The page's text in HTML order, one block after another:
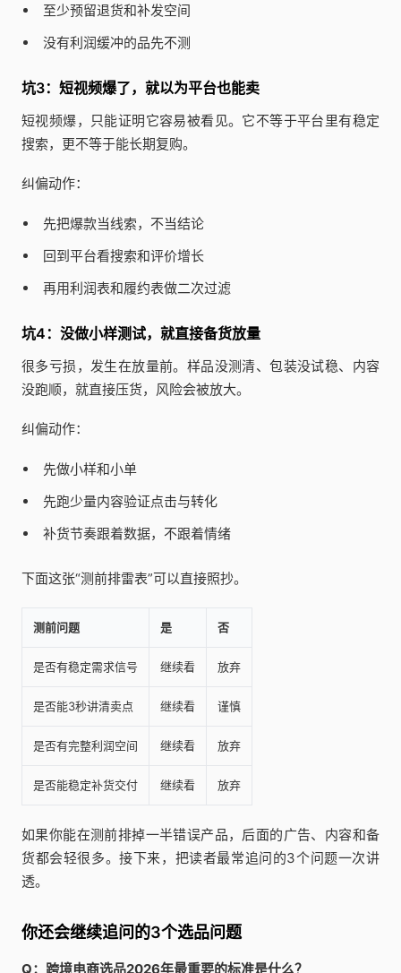
至少预留退货和补发空间
没有利润缓冲的品先不测
坑3：短视频爆了，就以为平台也能卖
短视频爆，只能证明它容易被看见。它不等于平台里有稳定
搜索，更不等于能长期复购。
纠偏动作：
先把爆款当线索，不当结论
回到平台看搜索和评价增长
再用利润表和履约表做二次过滤
坑4：没做小样测试，就直接备货放量
很多亏损，发生在放量前。样品没测清、包装没试稳、内容
没跑顺，就直接压货，风险会被放大。
纠偏动作：
先做小样和小单
先跑少量内容验证点击与转化
补货节奏跟着数据，不跟着情绪
下面这张“测前排雷表”可以直接照抄。
测前问题 是 否
是否有稳定需求信号 继续看 放弃
是否能3秒讲清卖点 继续看 谨慎
是否有完整利润空间 继续看 放弃
是否能稳定补货交付 继续看 放弃
如果你能在测前排掉一半错误产品，后面的广告、内容和备
货都会轻很多。接下来，把读者最常追问的3个问题一次讲
透。
你还会继续追问的3个选品问题
Q：跨境电商选品2026年最重要的标准是什么？